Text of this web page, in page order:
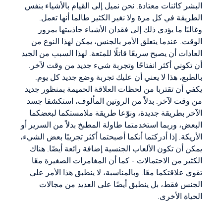
البشر كائنات معتادة. نحن نميل إلى القيام بالأشياء بنفس
الطريقة في كل مرة ولا نغير الكثير طالما أنها تعمل.
وغالبًا ما يؤدي ذلك إلى فقدان الأشياء جاذبيتها بمرور
الوقت. عندما يتعلق الأمر بالجنس، يمكن لهذا النوع من
العادات أن يصبح سريعًا قاتلًا للمتعة. لهذا السبب من الجيد
أن تكوني أكثر انفتاحًا وتجربة شيء جديد من وقت لآخر.
بالطبع، هذا لا يعني أن عليك تجربة وضع جديد كل يوم.
يكفي أن تقتربا من لحظات العلاقة الحميمة بمنظور جديد
من وقت لآخر: بدلاً من الروتين المألوف، استكشفا جسد
الآخر بطريقة جديدة، ونوّعا طريقة ملامستكما لبعضكما
البعض، وربما استخدمتما طاولة المطبخ بدلاً من السرير أو
الأريكة. إذا أدركتما أنكما أصبحتما أكثر تجريبًا بعض الشيء،
يمكن أن تكون الألعاب الجنسية إضافة رائعة أيضًا. هناك
الكثير من الاحتمالات - كما أن المغامرات الصغيرة معًا
تقوي علاقتكما معًا. وبالمناسبة، لا ينطبق هذا الأمر على
الجنس فقط، بل ينطبق أيضًا على العديد من مجالات
الحياة الأخرى.